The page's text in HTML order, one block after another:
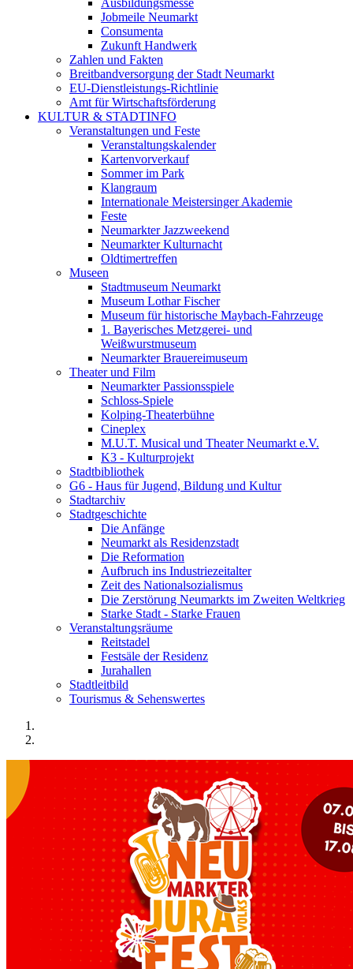
Ausbildungsmesse
Jobmeile Neumarkt
Consumenta
Zukunft Handwerk
Zahlen und Fakten
Breitbandversorgung der Stadt Neumarkt
EU-Dienstleistungs-Richtlinie
Amt für Wirtschaftsförderung
KULTUR & STADTINFO
Veranstaltungen und Feste
Veranstaltungskalender
Kartenvorverkauf
Sommer im Park
Klangraum
Internationale Meistersinger Akademie
Feste
Neumarkter Jazzweekend
Neumarkter Kulturnacht
Oldtimertreffen
Museen
Stadtmuseum Neumarkt
Museum Lothar Fischer
Museum für historische Maybach-Fahrzeuge
1. Bayerisches Metzgerei- und
Weißwurstmuseum
Neumarkter Brauereimuseum
Theater und Film
Neumarkter Passionsspiele
Schloss-Spiele
Kolping-Theaterbühne
Cineplex
M.U.T. Musical und Theater Neumarkt e.V.
K3 - Kulturprojekt
Stadtbibliothek
G6 - Haus für Jugend, Bildung und Kultur
Stadtarchiv
Stadtgeschichte
Die Anfänge
Neumarkt als Residenzstadt
Die Reformation
Aufbruch ins Industriezeitalter
Zeit des Nationalsozialismus
Die Zerstörung Neumarkts im Zweiten Weltkrieg
Starke Stadt - Starke Frauen
Veranstaltungsräume
Reitstadel
Festsäle der Residenz
Jurahallen
Stadtleitbild
Tourismus & Sehenswertes